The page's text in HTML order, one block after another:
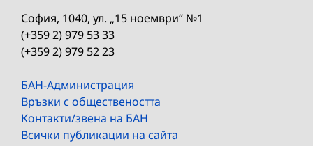
София, 1040, ул. „15 ноември“ №1
(+359 2) 979 53 33
(+359 2) 979 52 23
БАН-Администрация
Връзки с обществеността
Контакти/звена на БАН
Всички публикации на сайта